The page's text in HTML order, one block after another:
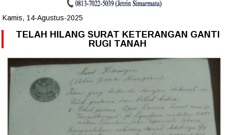
Kamis, 14-Agustus-2025
TELAH HILANG SURAT KETERANGAN GANTI
RUGI TANAH